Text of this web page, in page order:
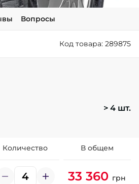
+38 (050)-911-911-2
+38 (099)-643-33-77
Вопросы
Код товара: 289875
> 4 шт.
Количество В общем
33 360 грн